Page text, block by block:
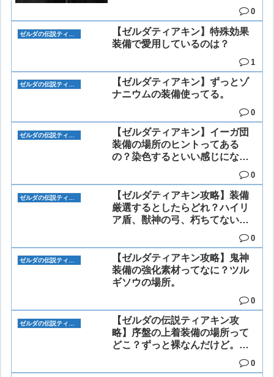
0
【ゼルダティアキン】特殊効果
装備で愛用しているのは？
1
ゼルダの伝説ティアーズオブザキングダム
【ゼルダティアキン】ずっとゾ
ナニウムの装備使ってる。
0
【ゼルダティアキン】イーガ団
装備の場所のヒントってある
の？染色するといい感じにな
0
【ゼルダティアキン攻略】装備
厳選するとしたらどれ？ハイリ
ア盾、獣神の弓、朽ちてない王
0
ゼルダの伝説ティアーズオブザキングダム
【ゼルダティアキン攻略】鬼神
装備の強化素材ってなに？ツル
ギソウの場所。
0
【ゼルダの伝説ティアキン攻
略】序盤の上着装備の場所って
どこ？ずっと裸なんだけど。古
0